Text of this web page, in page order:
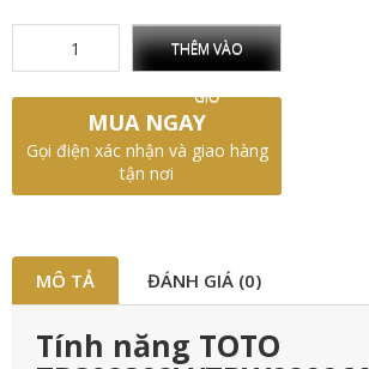
THÊM VÀO
GIỎ
MUA NGAY
Gọi điện xác nhận và giao hàng
tận nơi
MÔ TẢ ĐÁNH GIÁ (0)
Tính năng TOTO